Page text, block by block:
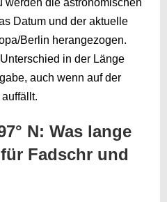
Datum und der aktuelle
Berlin herangezogen.
in der Länge
auch wenn auf der
N: Was lange
Fadschr und